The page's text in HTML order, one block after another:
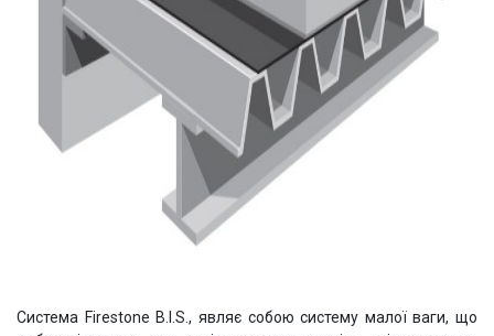
Система Firestone B.I.S., являє собою систему малої ваги, що